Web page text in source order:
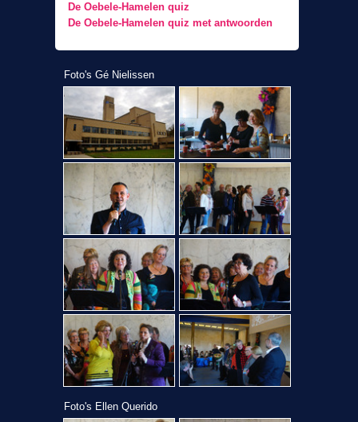
De Oebele-Hamelen quiz
De Oebele-Hamelen quiz met antwoorden
Foto's Gé Nielissen
Foto's Ellen Querido